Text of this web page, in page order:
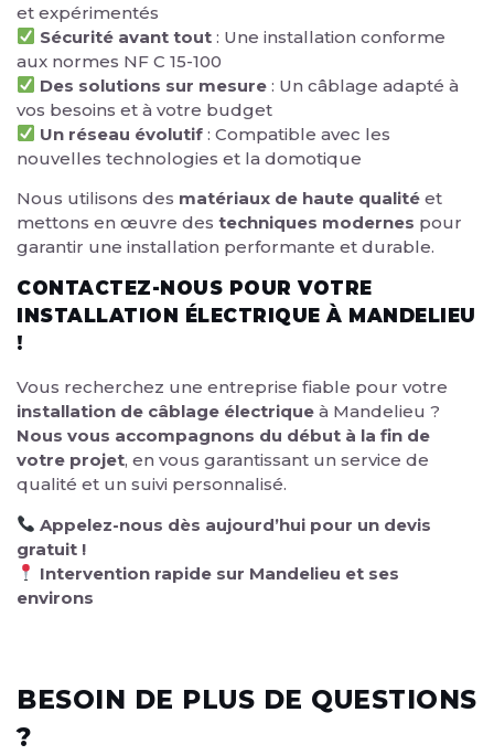
et expérimentés
Sécurité avant tout : Une installation conforme
aux normes NF C 15-100
Des solutions sur mesure : Un câblage adapté à
vos besoins et à votre budget
Un réseau évolutif : Compatible avec les
nouvelles technologies et la domotique
Nous utilisons des matériaux de haute qualité et
mettons en œuvre des techniques modernes pour
garantir une installation performante et durable.
CONTACTEZ-NOUS POUR VOTRE
INSTALLATION ÉLECTRIQUE À MANDELIEU
!
Vous recherchez une entreprise fiable pour votre
installation de câblage électrique à Mandelieu ?
Nous vous accompagnons du début à la fin de
votre projet, en vous garantissant un service de
qualité et un suivi personnalisé.
Appelez-nous dès aujourd’hui pour un devis
gratuit !
Intervention rapide sur Mandelieu et ses
environs
BESOIN DE PLUS DE QUESTIONS
?